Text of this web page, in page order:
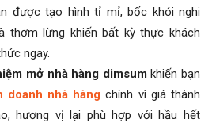
được tạo hình tỉ mỉ, bốc khói nghi
thơm lừng khiến bất kỳ thực khách
ngay.
mở nhà hàng dimsumkhiến bạn
doanh nhà hàng chính vì giá thành
hương vị lại phù hợp với hầu hết